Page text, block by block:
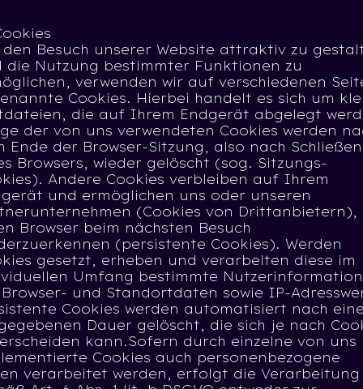
den Besuch unserer Website attraktiv zu
die Nutzung bestimmter Funktionen zu
verwenden wir auf verschiedenen
Cookies. Hierbei handelt es sich um
die auf Ihrem Endgerät abgelegt
der von uns verwendeten Cookies werden
Ende der Browser-Sitzung, also nach Schließen
Browsers, wieder gelöscht (sog. Sitzungs-
Andere Cookies verbleiben auf Ihrem
und ermöglichen uns oder unseren
(Cookies von Drittanbietern),
Browser beim nächsten Besuch
(persistente Cookies). Werden
gesetzt, erheben und verarbeiten diese im
Umfang bestimmte
Browser- und Standortdaten sowie IP-
Cookies werden automatisiert nach
Dauer gelöscht, die sich je nach
kann.Sofern durch einzelne von uns
Cookies auch personenbezogene
verarbeitet werden, erfolgt die Verarbeitung